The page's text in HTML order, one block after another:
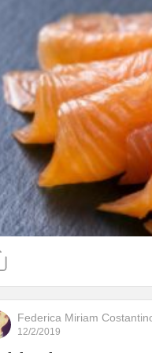
Federica Miriam
12/2/2019